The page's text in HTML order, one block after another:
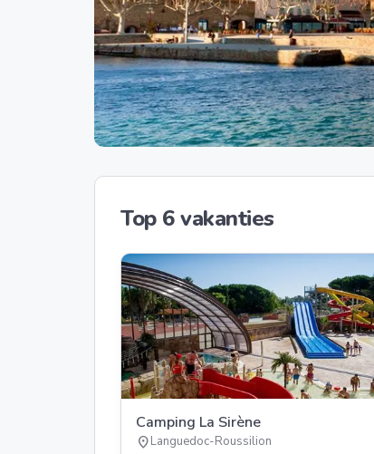
Top 6 vakanties
Camping La Sirène
location_onLanguedoc-Roussilion